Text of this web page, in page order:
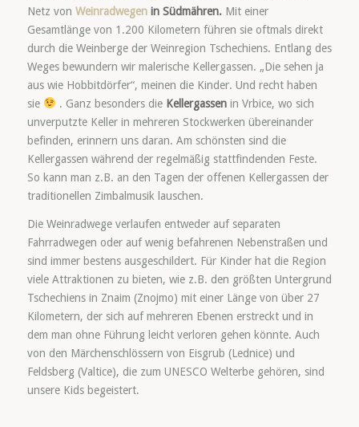
Netz von Weinradwegenin Südmähren.Mit einer
Gesamtlänge von 1.200 Kilometern führen sie oftmals direkt
durch die Weinberge der Weinregion Tschechiens. Entlang des
Weges bewundern wir malerische Kellergassen. „Die sehen ja
aus wie Hobbitdörfer“, meinen die Kinder. Und recht haben
sie
. Ganz besonders die Kellergassenin Vrbice, wo sich
unverputzte Keller in mehreren Stockwerken übereinander
befinden, erinnern uns daran. Am schönsten sind die
Kellergassen während der regelmäßig stattfindenden Feste.
So kann man z.B. an den Tagen der offenen Kellergassen der
traditionellen Zimbalmusik lauschen.
Die Weinradwege verlaufen entweder auf separaten
Fahrradwegen oder auf wenig befahrenen Nebenstraßen und
sind immer bestens ausgeschildert. Für Kinder hat die Region
viele Attraktionen zu bieten, wie z.B. den größten Untergrund
Tschechiens in Znaim (Znojmo) mit einer Länge von über 27
Kilometern, der sich auf mehreren Ebenen erstreckt und in
dem man ohne Führung leicht verloren gehen könnte. Auch
von den Märchenschlössern von Eisgrub (Lednice) und
Feldsberg (Valtice), die zum UNESCO Welterbe gehören, sind
unsere Kids begeistert.